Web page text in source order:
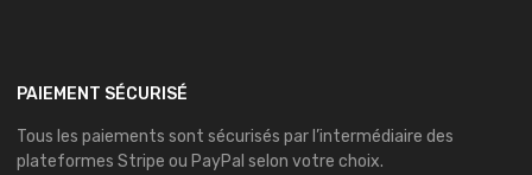
PAIEMENT SÉCURISÉ
Tous les paiements sont sécurisés par l’intermédiaire des
plateformes Stripe ou PayPal selon votre choix.